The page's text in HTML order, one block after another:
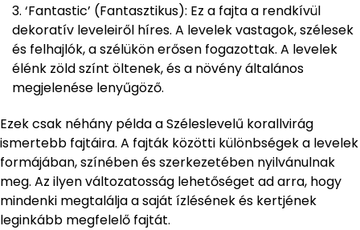
‘Fantastic’ (Fantasztikus): Ez a fajta a rendkívül
dekoratív leveleiről híres. A levelek vastagok, szélesek
és felhajlók, a szélükön erősen fogazottak. A levelek
élénk zöld színt öltenek, és a növény általános
megjelenése lenyűgöző.
Ezek csak néhány példa a Széleslevelű korallvirág
ismertebb fajtáira. A fajták közötti különbségek a levelek
formájában, színében és szerkezetében nyilvánulnak
meg. Az ilyen változatosság lehetőséget ad arra, hogy
mindenki megtalálja a saját ízlésének és kertjének
leginkább megfelelő fajtát.